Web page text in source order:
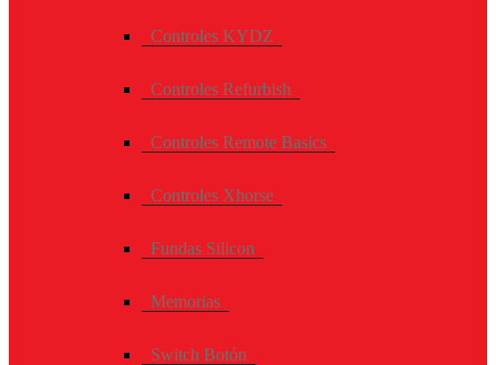
Controles KYDZ
Controles Refurbish
Controles Remote Basics
Controles Xhorse
Fundas Silicon
Memorias
Switch Botón